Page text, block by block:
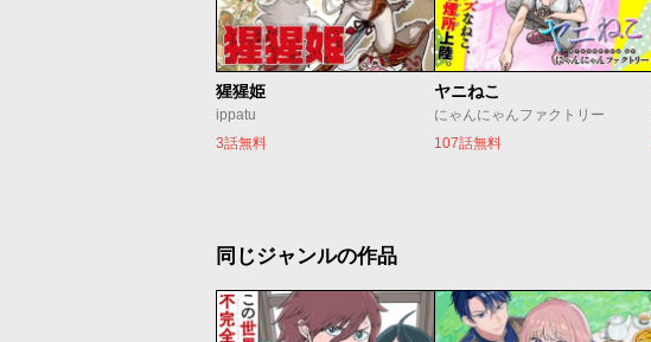
猩猩姫
ippatu
3話無料
ヤニねこ
にゃんにゃんファクトリー
107話無料
同じジャンルの作品